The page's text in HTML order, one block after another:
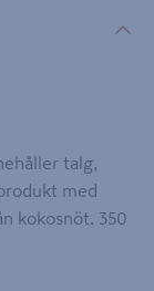
talg,
med
kokosnöt. 350